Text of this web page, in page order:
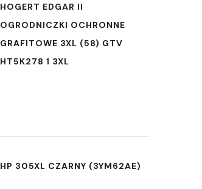
HOGERT EDGAR II
OGRODNICZKI OCHRONNE
GRAFITOWE 3XL (58) GTV
HT5K278 1 3XL
HP 305XL CZARNY (3YM62AE)